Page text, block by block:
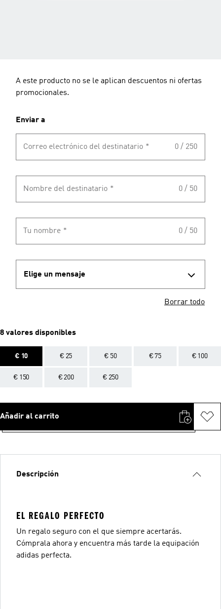
A este producto no se le aplican descuentos ni ofertas
promocionales.
Enviar a
Correo electrónico del destinatario * 0 / 250
Nombre del destinatario * 0 / 50
Tu nombre * 0 / 50
Elige un mensaje
Borrar todo
8 valores disponibles
€ 10 € 25 € 50 € 75 € 100
€ 150 € 200 € 250
Añadir al carrito
Descripción
EL REGALO PERFECTO
Un regalo seguro con el que siempre acertarás.
Cómprala ahora y encuentra más tarde la equipación
adidas perfecta.